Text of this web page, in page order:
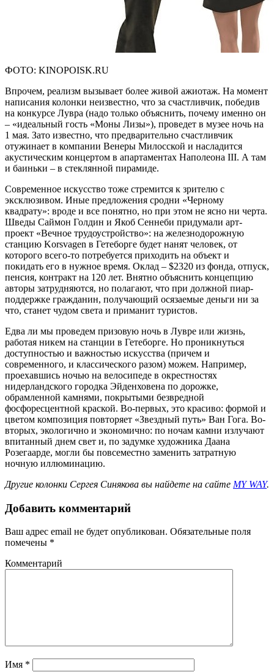
ФОТО: KINOPOISK.RU
Впрочем, реализм вызывает более живой ажиотаж. На момент
написания колонки неизвестно, что за счастливчик, победив
на конкурсе Лувра (надо только объяснить, почему именно он
– «идеальный гость «Моны Лизы»), проведет в музее ночь на
1 мая. Зато известно, что предварительно счастливчик
отужинает в компании Венеры Милосской и насладится
акустическим концертом в апартаментах Наполеона III. А там
и баиньки – в стеклянной пирамиде.
Современное искусство тоже стремится к зрителю с
эксклюзивом. Иные предложения сродни «Черному
квадрату»: вроде и все понятно, но при этом не ясно ни черта.
Шведы Саймон Голдин и Якоб Сеннеби придумали арт-
проект «Вечное трудоустройство»: на железнодорожную
станцию Korsvagen в Гетеборге будет нанят человек, от
которого всего-то потребуется приходить на объект и
покидать его в нужное время. Оклад – $2320 из фонда, отпуск,
пенсия, контракт на 120 лет. Внятно объяснить концепцию
авторы затрудняются, но полагают, что при должной пиар-
поддержке гражданин, получающий осязаемые деньги ни за
что, станет чудом света и приманит туристов.
Едва ли мы проведем призовую ночь в Лувре или жизнь,
работая никем на станции в Гетеборге. Но проникнуться
доступностью и важностью искусства (причем и
современного, и классического разом) можем. Например,
проехавшись ночью на велосипеде в окрестностях
нидерландского городка Эйденховена по дорожке,
обрамленной камнями, покрытыми безвредной
фосфоресцентной краской. Во-первых, это красиво: формой и
цветом композиция повторяет «Звездный путь» Ван Гога. Во-
вторых, экологично и экономично: по ночам камни излучают
впитанный днем свет и, по задумке художника Даана
Розегаарде, могли бы повсеместно заменить затратную
ночную иллюминацию.
Другие колонки Сергея Синякова вы найдете на сайте MY WAY.
Добавить комментарий
Ваш адрес email не будет опубликован. Обязательные поля
помечены *
Комментарий
Имя *